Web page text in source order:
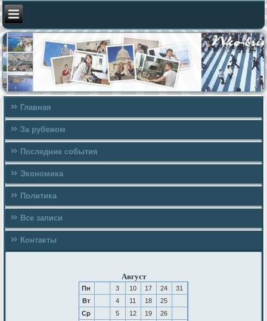
Главная
За рубежом
Последние события
Экономика
Политика
Все записи
Контакты
Август
Пн 3 10 17 24
31
Вт
4 11 18
25
Ср
5 12 19
26